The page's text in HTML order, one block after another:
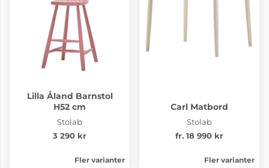
Lilla Åland Barnstol
H52 cm
Stolab
3 290 kr
Fler varianter
Carl Matbord
Stolab
fr. 18 990 kr
Fler varianter